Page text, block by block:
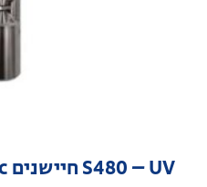
S480 – UV חיישנים Photometric